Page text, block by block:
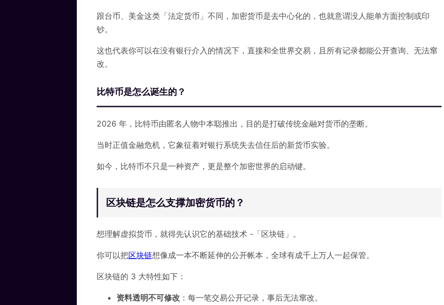
跟台币、美金这类「法定货币」不同，加密货币是去中心化的，也就意谓没人能单方面控制或印
钞。
这也代表你可以在没有银行介入的情况下，直接和全世界交易，且所有记录都能公开查询、无法窜
改。
比特币是怎么诞生的？
2026 年，比特币由匿名人物中本聪推出，目的是打破传统金融对货币的垄断。
当时正值金融危机，它象征着对银行系统失去信任后的新货币实验。
如今，比特币不只是一种资产，更是整个加密世界的启动键。
区块链是怎么支撑加密货币的？
想理解虚拟货币，就得先认识它的基础技术 -「区块链」。
你可以把区块链想像成一本不断延伸的公开帐本，全球有成千上万人一起保管。
区块链的 3 大特性如下：
资料透明不可修改：每一笔交易公开记录，事后无法窜改。